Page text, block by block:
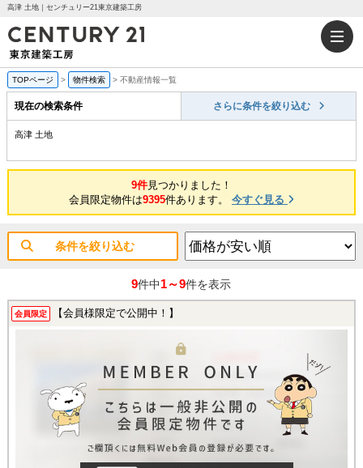
高津 土地｜センチュリー21東京建築工房
TOPページ > 物件検索 > 不動産情報一覧
現在の検索条件 さらに条件を絞り込む
高津 土地
9件見つかりました！
会員限定物件は9395件あります。 今すぐ見る
条件を絞り込む
9件中1～9件を表示
会員限定 【会員様限定で公開中！】